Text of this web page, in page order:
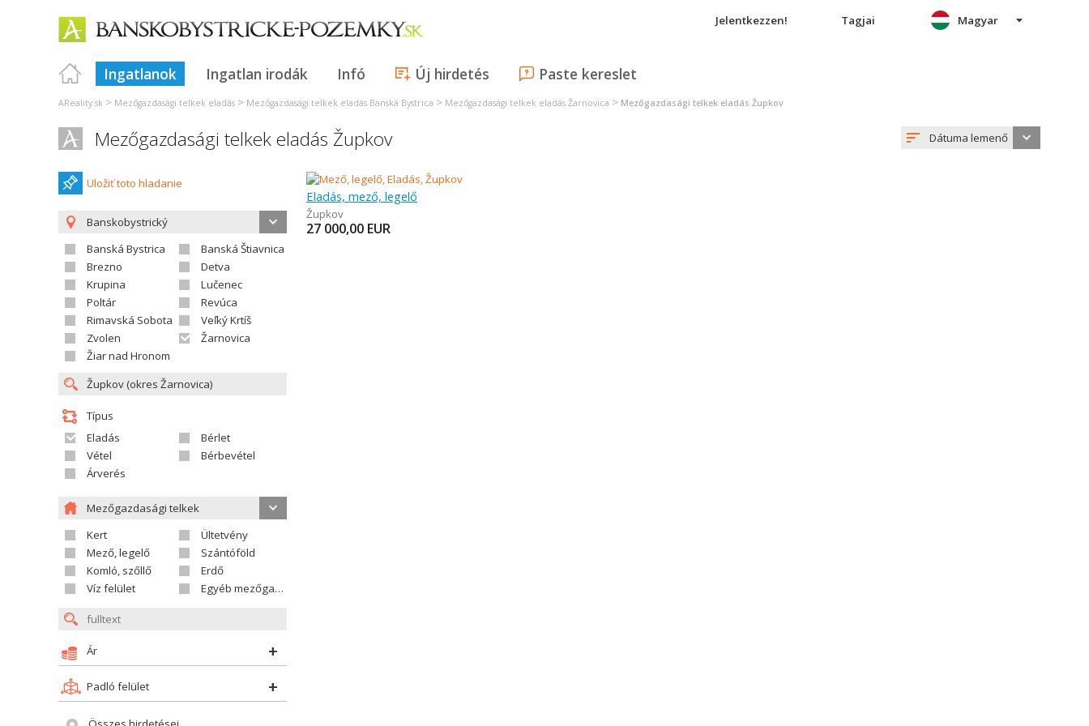
Jelentkezzen! Tagjai
Ingatlanok Ingatlan irodák Infó Új hirdetés Paste kereslet
Magyar
AReality.sk > Mezőgazdasági telkek eladás > Mezőgazdasági telkek eladás Banská Bystrica > Mezőgazdasági telkek eladás Žarnovica > Mezőgazdasági telkek eladás Župkov
Mezőgazdasági telkek eladás Župkov Dátuma lemenő
Uložiť toto hladanie
Banskobystrický
Banská Bystrica
Banská Štiavnica
Brezno
Detva
Krupina
Lučenec
Poltár
Revúca
Rimavská Sobota
Veľký Krtíš
Zvolen
Žarnovica
Žiar nad Hronom
Típus
Eladás
Bérlet
Vétel
Bérbevétel
Árverés
Mezőgazdasági telkek
Kert
Ültetvény
Mező, legelő
Szántóföld
Komló, szőllő
Erdő
Víz felület
Egyéb mezőgazdasági telek
Ár
Padló felület
Eladás, mező, legelő
Župkov
27 000,00 EUR